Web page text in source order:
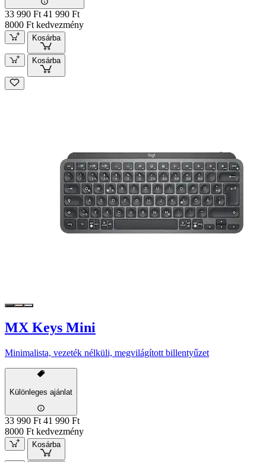
33 990 Ft 41 990 Ft
8000 Ft kedvezmény
Kosárba
Kosárba
MX Keys Mini
Minimalista, vezeték nélküli, megvilágított billentyűzet
Különleges ajánlat
33 990 Ft 41 990 Ft
8000 Ft kedvezmény
Kosárba